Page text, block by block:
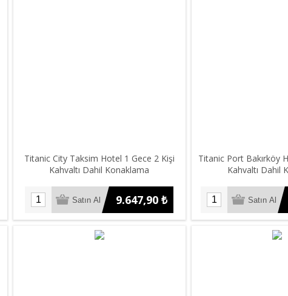
Titanic City Taksim Hotel 1 Gece 2 Kişi
Kahvaltı Dahil Konaklama
9.647,90 ₺
Titanic Port Bakırköy
Kahvaltı Dahil